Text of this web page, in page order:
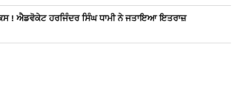
! ਐਡਵੋਕੇਟ ਹਰਜਿੰਦਰ ਸਿੰਘ ਧਾਮੀ ਨੇ ਜਤਾਇਆ ਇਤਰਾਜ਼